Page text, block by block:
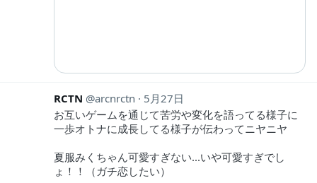
RCTN arcnrctn
5月27日
お互いゲームを通じて苦労や変化を語ってる様子に
一歩オトナに成長してる様子が伝わってニヤニヤ
夏服みくちゃん可愛すぎない...いや可愛すぎでし
ょ！！（ガチ恋したい）